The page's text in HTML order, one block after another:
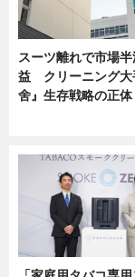
スーツ離れで市場
益 クリーニング大
舍』生存戦略の正体